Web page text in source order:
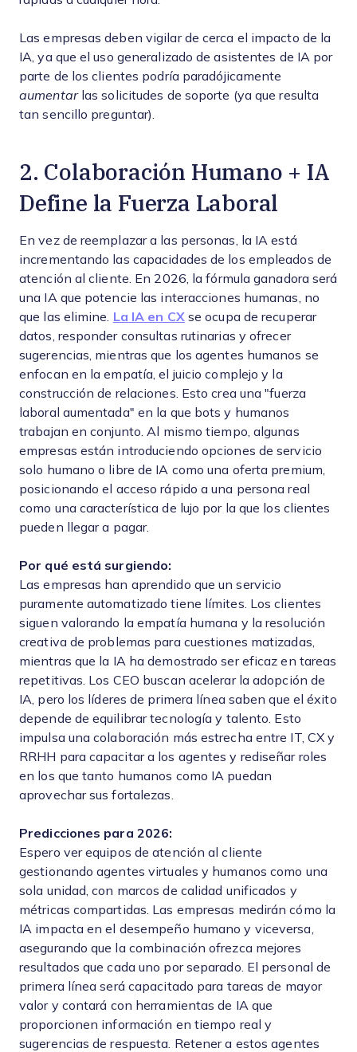
Las empresas deben vigilar de cerca el impacto de la
IA, ya que el uso generalizado de asistentes de IA por
parte de los clientes podría paradójicamente
aumentarlas solicitudes de soporte (ya que resulta
tan sencillo preguntar).
2. Colaboración Humano + IA
Define la Fuerza Laboral
En vez de reemplazar a las personas, la IA está
incrementando las capacidades de los empleados de
atención al cliente. En 2026, la fórmula ganadora será
una IA que potencie las interacciones humanas, no
que las elimine. La IA en CXse ocupa de recuperar
datos, responder consultas rutinarias y ofrecer
sugerencias, mientras que los agentes humanos se
enfocan en la empatía, el juicio complejo y la
construcción de relaciones. Esto crea una "fuerza
laboral aumentada" en la que bots y humanos
trabajan en conjunto. Al mismo tiempo, algunas
empresas están introduciendo opciones de servicio
solo humano o libre de IA como una oferta premium,
posicionando el acceso rápido a una persona real
como una característica de lujo por la que los clientes
pueden llegar a pagar.
Por qué está surgiendo:
Las empresas han aprendido que un servicio
puramente automatizado tiene límites. Los clientes
siguen valorando la empatía humana y la resolución
creativa de problemas para cuestiones matizadas,
mientras que la IA ha demostrado ser eficaz en tareas
repetitivas. Los CEO buscan acelerar la adopción de
IA, pero los líderes de primera línea saben que el éxito
depende de equilibrar tecnología y talento. Esto
impulsa una colaboración más estrecha entre IT, CX y
RRHH para capacitar a los agentes y rediseñar roles
en los que tanto humanos como IA puedan
aprovechar sus fortalezas.
Predicciones para 2026:
Espero ver equipos de atención al cliente
gestionando agentes virtuales y humanos como una
sola unidad, con marcos de calidad unificados y
métricas compartidas. Las empresas medirán cómo la
IA impacta en el desempeño humano y viceversa,
asegurando que la combinación ofrezca mejores
resultados que cada uno por separado. El personal de
primera línea será capacitado para tareas de mayor
valor y contará con herramientas de IA que
proporcionen información en tiempo real y
sugerencias de respuesta. Retener a estos agentes